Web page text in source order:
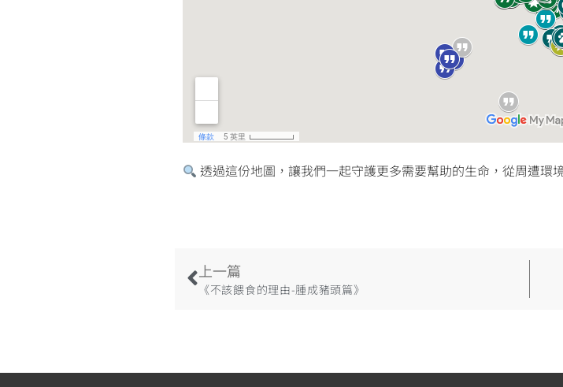
透過這份地圖，讓我們一起守護更多需要幫助的生命，從周遭環
上一篇
《不該餵食的理由-腫成豬頭篇》